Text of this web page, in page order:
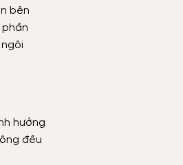
bên
hưởng
đều